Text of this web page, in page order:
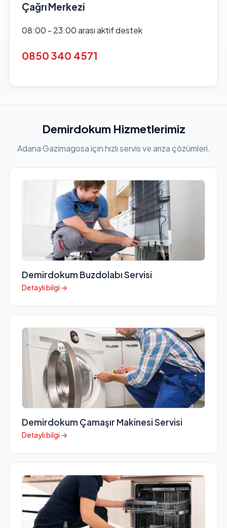
Çağrı Merkezi
08:00 - 23:00 arası aktif destek
0850 340 4571
Demirdokum Hizmetlerimiz
Adana Gazimagosa için hızlı servis ve arıza çözümleri.
Demirdokum Buzdolabı Servisi
Detaylı bilgi →
Demirdokum Çamaşır Makinesi Servisi
Detaylı bilgi →